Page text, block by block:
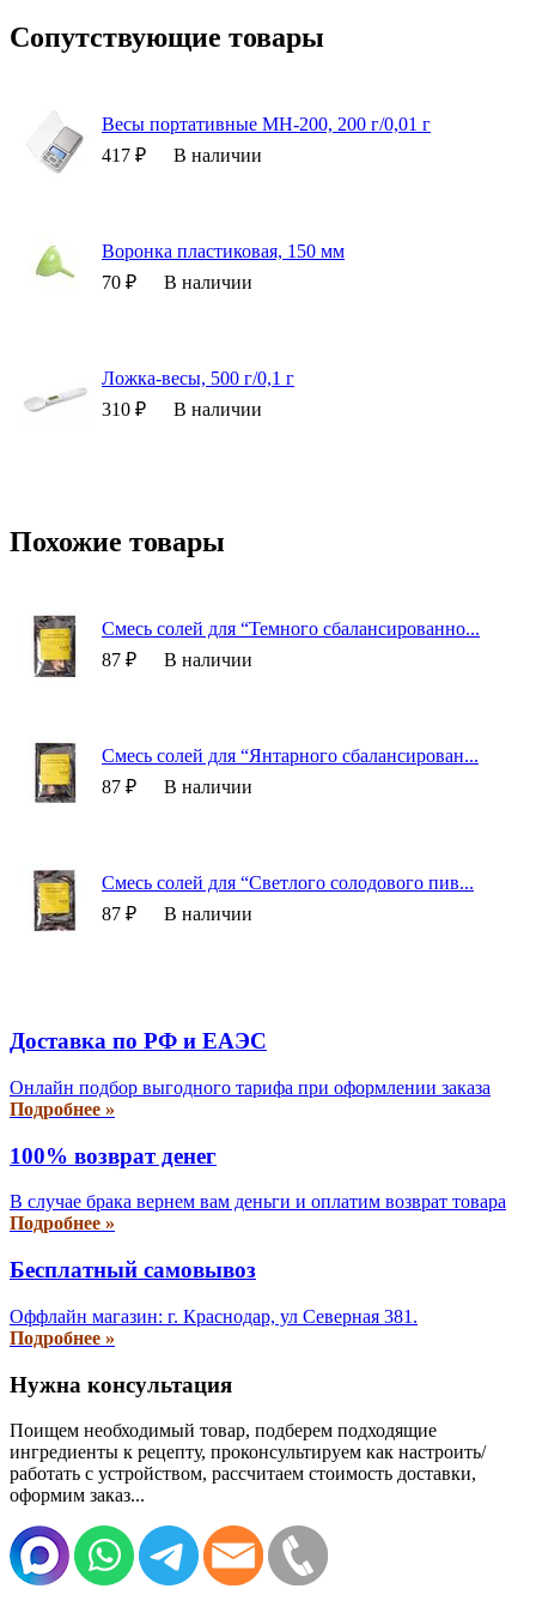
Сопутствующие товары
Весы портативные MH-200, 200 г/0,01 г
417 ₽
В наличии
Воронка пластиковая, 150 мм
70 ₽
В наличии
Ложка-весы, 500 г/0,1 г
310 ₽
В наличии
Похожие товары
Смесь солей для “Темного сбалансированно...
87 ₽
В наличии
Смесь солей для “Янтарного сбалансирован...
87 ₽
В наличии
Смесь солей для “Светлого солодового пив...
87 ₽
В наличии
Доставка по РФ и EAЭС
Онлайн подбор выгодного тарифа при оформлении заказа
Подробнее »
100% возврат денег
В случае брака вернем вам деньги и оплатим возврат товара
Подробнее »
Бесплатный самовывоз
Оффлайн магазин: г. Краснодар, ул Северная 381.
Подробнее »
Нужна консультация
Поищем необходимый товар, подберем подходящие
ингредиенты к рецепту, проконсультируем как настроить/
работать с устройством, рассчитаем стоимость доставки,
оформим заказ...